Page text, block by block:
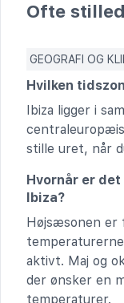
Ofte
GEOGRAFI OG
Hvilken
Ibiza ligger i
stille uret, når
Hvornår er
Ibiza?
Højsæsonen er
aktivt. Maj og
der ønsker en
temperaturer.